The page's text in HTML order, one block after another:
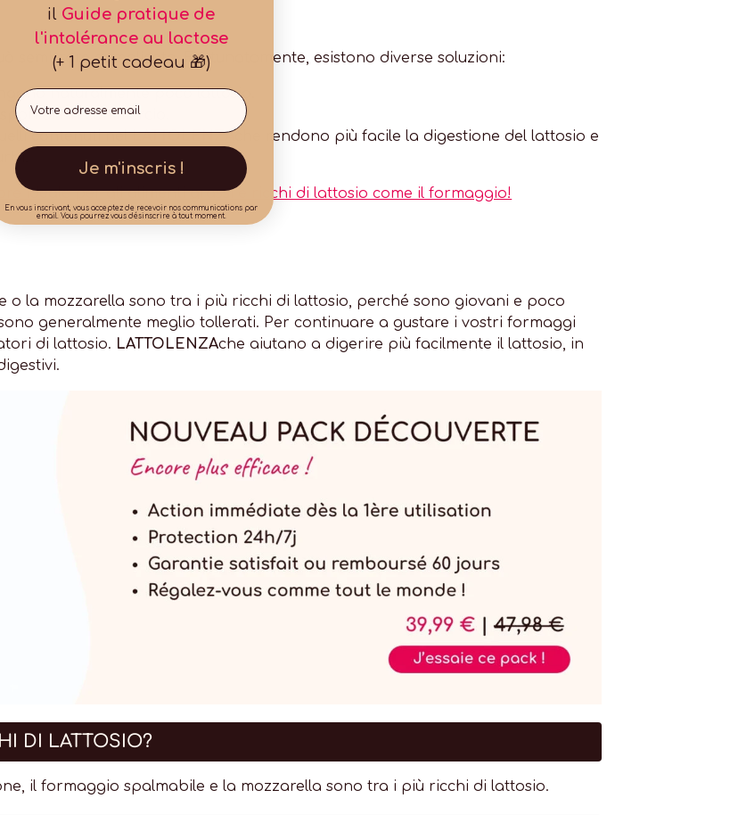
sembrare complicato. Fortunatamente, esistono diverse soluzioni:
naturalmente poco lattosio.
in commercio.
contenuti nelLATTOLENZA che rendono più facile la digestione del lattosio e
ideale per gli alimenti grassi e ricchi di lattosio come il formaggio!
o la mozzarella sono tra i più ricchi di lattosio, perché sono giovani e poco
generalmente meglio tollerati. Per continuare a gustare i vostri formaggi
di lattosio. LATTOLENZAche aiutano a digerire più facilmente il lattosio, in
DI LATTOSIO?
il formaggio spalmabile e la mozzarella sono tra i più ricchi di lattosio.
il Guide pratique de
l'intolérance au lactose
(+ 1 petit cadeau 🎁)
Email
Je m'inscris !
En vous inscrivant, vous acceptez de recevoir nos communications par
email. Vous pourrez vous désinscrire à tout moment.